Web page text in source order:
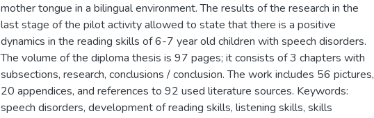
mother tongue in a bilingual environment. The results of the research in the
last stage of the pilot activity allowed to state that there is a positive
dynamics in the reading skills of 6-7 year old children with speech disorders.
The volume of the diploma thesis is 97 pages; it consists of 3 chapters with
subsections, research, conclusions / conclusion. The work includes 56 pictures,
20 appendices, and references to 92 used literature sources. Keywords:
speech disorders, development of reading skills, listening skills, skills